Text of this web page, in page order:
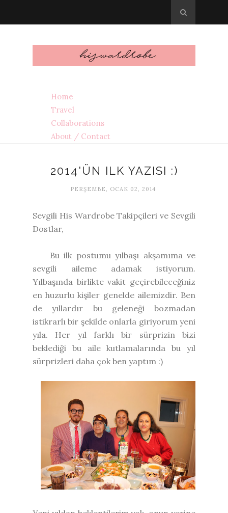
Home
Travel
Collaborations
About / Contact
2014'ÜN ILK YAZISI :)
PERŞEMBE, OCAK 02, 2014
Sevgili His Wardrobe Takipçileri ve Sevgili
Dostlar,
Bu ilk postumu yılbaşı akşamıma ve
sevgili aileme adamak istiyorum.
Yılbaşında birlikte vakit geçirebileceğiniz
en huzurlu kişiler genelde ailemizdir. Ben
de yıllardır bu geleneği bozmadan
istikrarlı bir şekilde onlarla giriyorum yeni
yıla. Her yıl farklı bir sürprizin bizi
beklediği bu aile kutlamalarında bu yıl
sürprizleri daha çok ben yaptım :)